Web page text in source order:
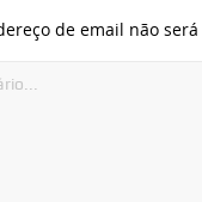
de email não